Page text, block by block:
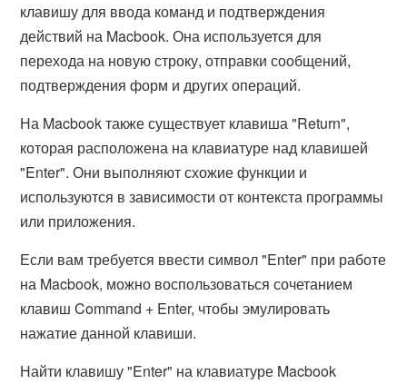
клавишу для ввода команд и подтверждения
действий на Macbook. Она используется для
перехода на новую строку, отправки сообщений,
подтверждения форм и других операций.
На Macbook также существует клавиша "Return",
которая расположена на клавиатуре над клавишей
"Enter". Они выполняют схожие функции и
используются в зависимости от контекста программы
или приложения.
Если вам требуется ввести символ "Enter" при работе
на Macbook, можно воспользоваться сочетанием
клавиш Command + Enter, чтобы эмулировать
нажатие данной клавиши.
Найти клавишу "Enter" на клавиатуре Macbook